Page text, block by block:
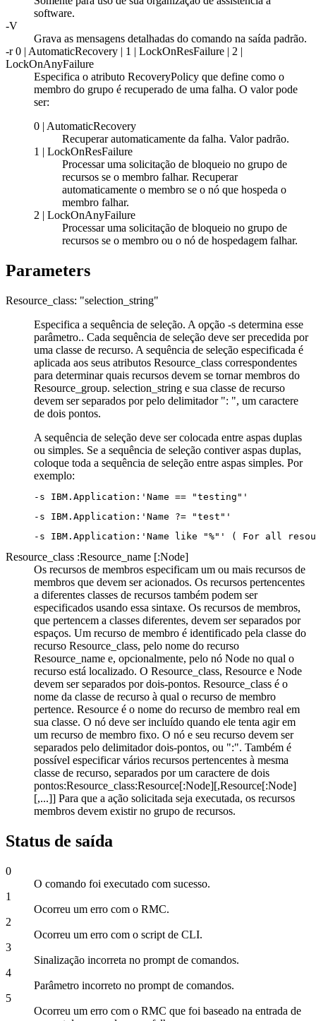
software.
-V
Grava as mensagens detalhadas do comando na saída padrão.
-r0 | AutomaticRecovery | 1 | LockOnResFailure | 2 |
LockOnAnyFailure
Especifica o atributo RecoveryPolicy que define como o
membro do grupo é recuperado de uma falha. O valor pode
ser:
0 | AutomaticRecovery
Recuperar automaticamente da falha. Valor padrão.
1 | LockOnResFailure
Processar uma solicitação de bloqueio no grupo de
recursos se o membro falhar. Recuperar
automaticamente o membro se o nó que hospeda o
membro falhar.
2 | LockOnAnyFailure
Processar uma solicitação de bloqueio no grupo de
recursos se o membro ou o nó de hospedagem falhar.
Parameters
Resource_class: "selection_string"
Especifica a sequência de seleção. A opção -s determina esse
parâmetro.. Cada sequência de seleção deve ser precedida por
uma classe de recurso. A sequência de seleção especificada é
aplicada aos seus atributos Resource_class correspondentes
para determinar quais recursos devem se tornar membros do
Resource_group. selection_string e sua classe de recurso
devem ser separados por pelo delimitador ": ", um caractere
de dois pontos.
A sequência de seleção deve ser colocada entre aspas duplas
ou simples. Se a sequência de seleção contiver aspas duplas,
coloque toda a sequência de seleção entre aspas simples. Por
exemplo:
-s IBM.Application:'Name == "testing"'
-s IBM.Application:'Name ?= "test"'
-s IBM.Application:'Name like "%"' ( For all
Resource_class :Resource_name [:Node]
Os recursos de membros especificam um ou mais recursos de
membros que devem ser acionados. Os recursos pertencentes
a diferentes classes de recursos também podem ser
especificados usando essa sintaxe. Os recursos de membros,
que pertencem a classes diferentes, devem ser separados por
espaços. Um recurso de membro é identificado pela classe do
recurso Resource_class, pelo nome do recurso
Resource_name e, opcionalmente, pelo nó Node no qual o
recurso está localizado. O Resource_class, Resource e Node
devem ser separados por dois-pontos. Resource_class é o
nome da classe de recurso à qual o recurso de membro
pertence. Resource é o nome do recurso de membro real em
sua classe. O nó deve ser incluído quando ele tenta agir em
um recurso de membro fixo. O nó e seu recurso devem ser
separados pelo delimitador dois-pontos, ou ":". Também é
possível especificar vários recursos pertencentes à mesma
classe de recurso, separados por um caractere de dois
pontos:Resource_class:Resource[:Node][,Resource[:Node]
[,...]] Para que a ação solicitada seja executada, os recursos
membros devem existir no grupo de recursos.
Status de saída
0
O comando foi executado com sucesso.
1
Ocorreu um erro com o RMC.
2
Ocorreu um erro com o script de CLI.
3
Sinalização incorreta no prompt de comandos.
4
Parâmetro incorreto no prompt de comandos.
5
Ocorreu um erro com o RMC que foi baseado na entrada de